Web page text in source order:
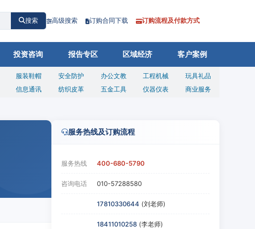
搜索 高级搜索 订购合同下载 订购流程及付款方式
投资咨询 报告专区 区域经济 客户案例
服装鞋帽 安全防护 办公文教 工程机械
玩具礼品
信息通讯 纺织皮革 五金工具 仪器仪表 商业服务
服务热线及订购流程
服务热线 400-680-5790
咨询电话 010-57288580
17810330644 (刘老师)
18411010258 (李老师)